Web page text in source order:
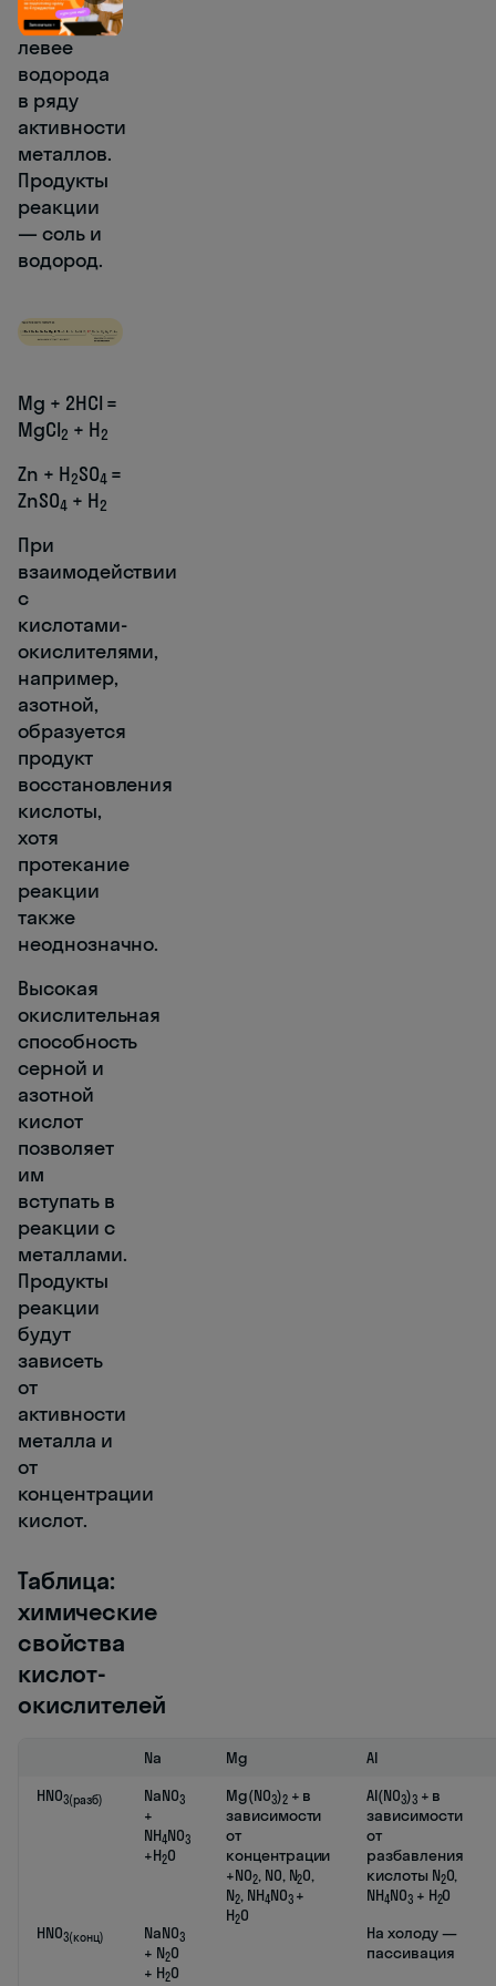
стоит
левее
водорода
в ряду
активности
металлов.
Продукты
реакции
— соль и
водород.
Mg + 2HCl =
MgCl2 + H2
Zn + H2SO4 =
ZnSO4 + Н2
При
взаимодействии
с
кислотами-
окислителями,
например,
азотной,
образуется
продукт
восстановления
кислоты,
хотя
протекание
реакции
также
неоднозначно.
Высокая
окислительная
способность
серной и
азотной
кислот
позволяет
им
вступать в
реакции с
металлами.
Продукты
реакции
будут
зависеть
от
активности
металла и
от
концентрации
кислот.
Таблица:
химические
свойства
кислот-
окислителей
Na Mg
Al
HNO3(разб) NaNO3
+
NH4NO3
+H2O
Mg(NO3)2+ в
зависимости
от
концентрации
+NO2, NO, N2O,
N2, NH4NO3+
H2O
Al(NO3)3+ в
зависимости
от
разбавления
кислоты N2O,
NH4NO3+ H2O
HNO3(конц) NaNO3
+ N2O
+ H2O
На холоду —
пассивация